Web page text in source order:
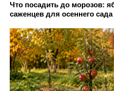
Что посадить до морозов:
саженцев для осеннего сада